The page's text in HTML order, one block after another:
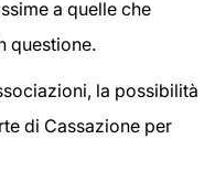
a quelle che
questione.
la possibilità
di Cassazione per